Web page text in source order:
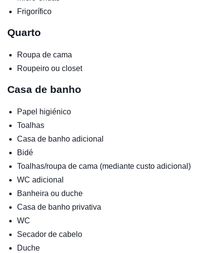
Frigorífico
Quarto
Roupa de cama
Roupeiro ou closet
Casa de banho
Papel higiénico
Toalhas
Casa de banho adicional
Bidé
Toalhas/roupa de cama (mediante custo adicional)
WC adicional
Banheira ou duche
Casa de banho privativa
WC
Secador de cabelo
Duche